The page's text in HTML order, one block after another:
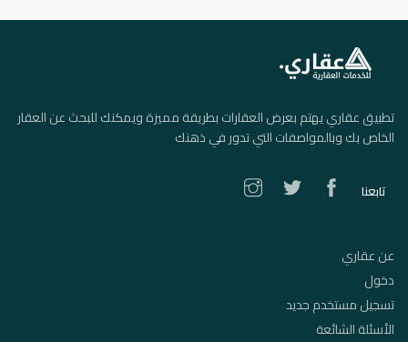
تطبيق عقاري يهتم بعرض العقارات بطريقة مميزة ويمكنك للبحث عن العقار
الخاص بك وبالمواصفات التي تدور في ذهنك
تابعنا
عن عقاري
دخول
تسجيل مستخدم جديد
الأسئلة الشائعة